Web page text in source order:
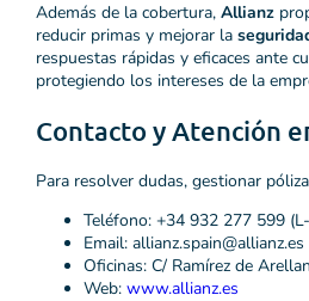
Además de la cobertura, Allianz
reducir primas y mejorar la
respuestas rápidas y eficaces ante
protegiendo los intereses de la
Contacto y Atención
Para resolver dudas, gestionar
Teléfono: +34 932 277 599
Email: allianz.spain@allianz.es
Oficinas: C/ Ramírez de
Web: www.allianz.es